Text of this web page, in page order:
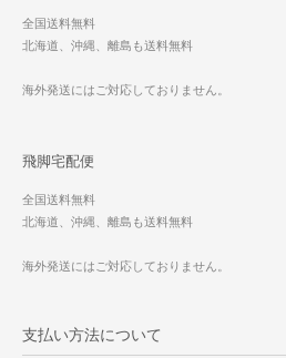
全国送料無料
北海道、沖縄、離島も送料無料
海外発送にはご対応しておりません。
飛脚宅配便
全国送料無料
北海道、沖縄、離島も送料無料
海外発送にはご対応しておりません。
支払い方法について